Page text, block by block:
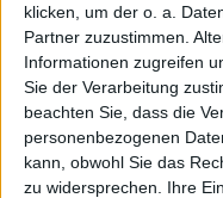
klicken, um der o. a.
Partner zuzustimmen.
Informationen zugreifen
Sie der Verarbeitung
beachten Sie, dass die
personenbezogenen
kann, obwohl Sie das
zu widersprechen. Ihre